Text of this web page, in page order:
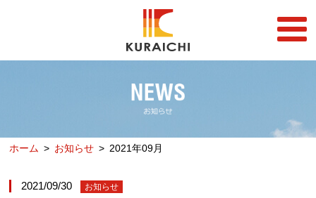
FRANCHISE
店舗一覧
らーめん店一覧
企業情報
ホーム お知らせ 2021年09月
2021/09/30 お知らせ